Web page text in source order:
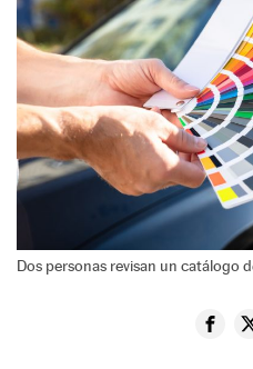
Dos personas revisan un catálogo